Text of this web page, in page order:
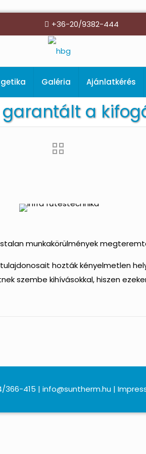
+36-20/9382-444
Galéria Ajánlatkérés
a
munkakörülmények
hozták kényelmetlen
szembe kihívásokkal, hiszen
415 | info@suntherm.hu |